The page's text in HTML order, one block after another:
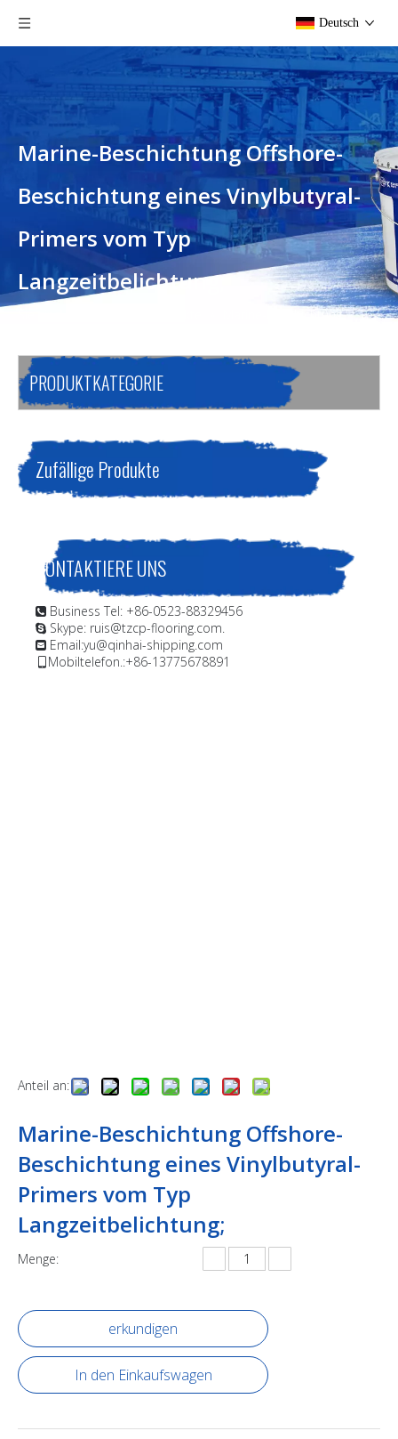
Deutsch
Marine-Beschichtung Offshore-
Beschichtung eines Vinylbutyral-
Primers vom Typ
Langzeitbelichtung;
Marine-Beschichtung
Langzeitbelichtung;
PRODUKTKATEGORIE
Zufällige Produkte
KONTAKTIERE UNS
 Business Tel: +86-0523-88329456
 Skype: ruis@tzcp-flooring.com.
 Email:yu@qinhai-shipping.com
Mobiltelefon.:+86-13775678891
Anteil an:
Marine-Beschichtung Offshore-
Beschichtung eines Vinylbutyral-
Primers vom Typ
Langzeitbelichtung;
Menge:
erkundigen
In den Einkaufswagen